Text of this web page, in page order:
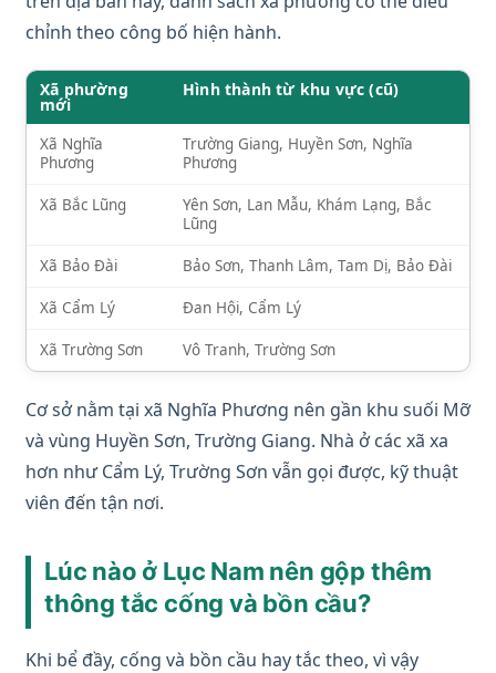
chỉnh theo công bố hiện hành.
Xã phường
mới
Hình thành từ khu vực (cũ)
Xã Nghĩa
Phương
Trường Giang, Huyền Sơn, Nghĩa
Phương
Xã Bắc Lũng
Yên Sơn, Lan Mẫu, Khám Lạng, Bắc
Lũng
Xã Bảo Đài Bảo Sơn, Thanh Lâm, Tam Dị, Bảo Đài
Xã Cẩm Lý Đan Hội, Cẩm Lý
Xã Trường Sơn Vô Tranh, Trường Sơn
Cơ sở nằm tại xã Nghĩa Phương nên gần khu suối Mỡ
và vùng Huyền Sơn, Trường Giang. Nhà ở các xã xa
hơn như Cẩm Lý, Trường Sơn vẫn gọi được, kỹ thuật
viên đến tận nơi.
Lúc nào ở Lục Nam nên gộp thêm
thông tắc cống và bồn cầu?
Khi bể đầy, cống và bồn cầu hay tắc theo, vì vậy